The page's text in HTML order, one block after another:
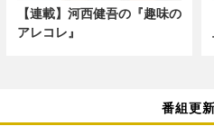
【連載】河西健吾の『趣味の
アレコレ』
番組更